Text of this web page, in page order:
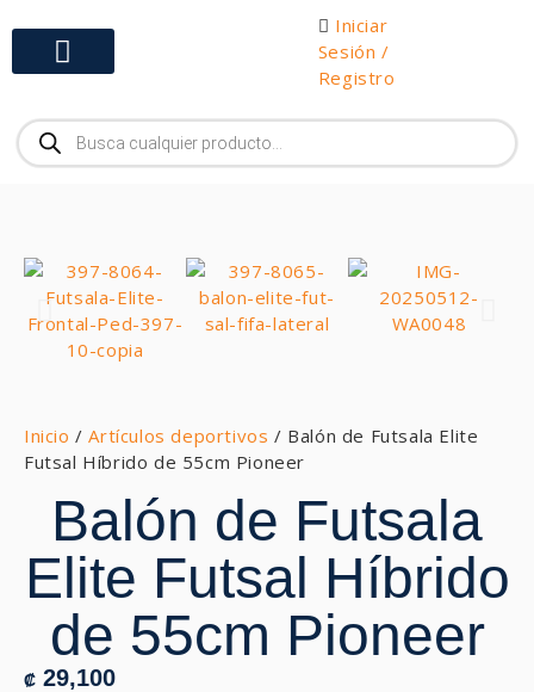
Iniciar
Sesión /
Registro
Inicio /Artículos deportivos / Balón de Futsala Elite
Futsal Híbrido de 55cm Pioneer
Balón de Futsala
Elite Futsal Híbrido
de 55cm Pioneer
₡ 29,100